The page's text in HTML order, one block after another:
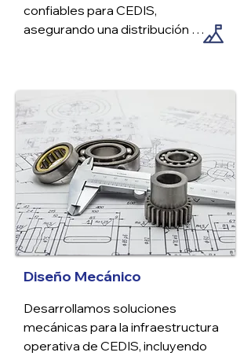
confiables para CEDIS,
asegurando una distribución
óptima de la energía, iluminación
garantizar la operatividad continua
y la seguridad de las instalaciones.
Diseño Mecánico
Desarrollamos soluciones
mecánicas para la infraestructura
operativa de CEDIS, incluyendo